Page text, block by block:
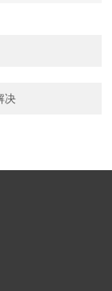
决